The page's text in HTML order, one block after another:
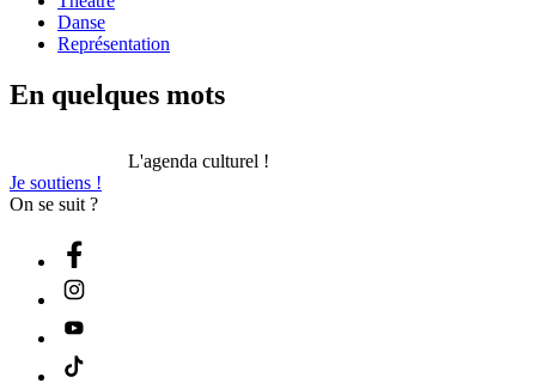
Danse
Représentation
En quelques mots
L'agenda culturel !
Je soutiens !
On se suit ?